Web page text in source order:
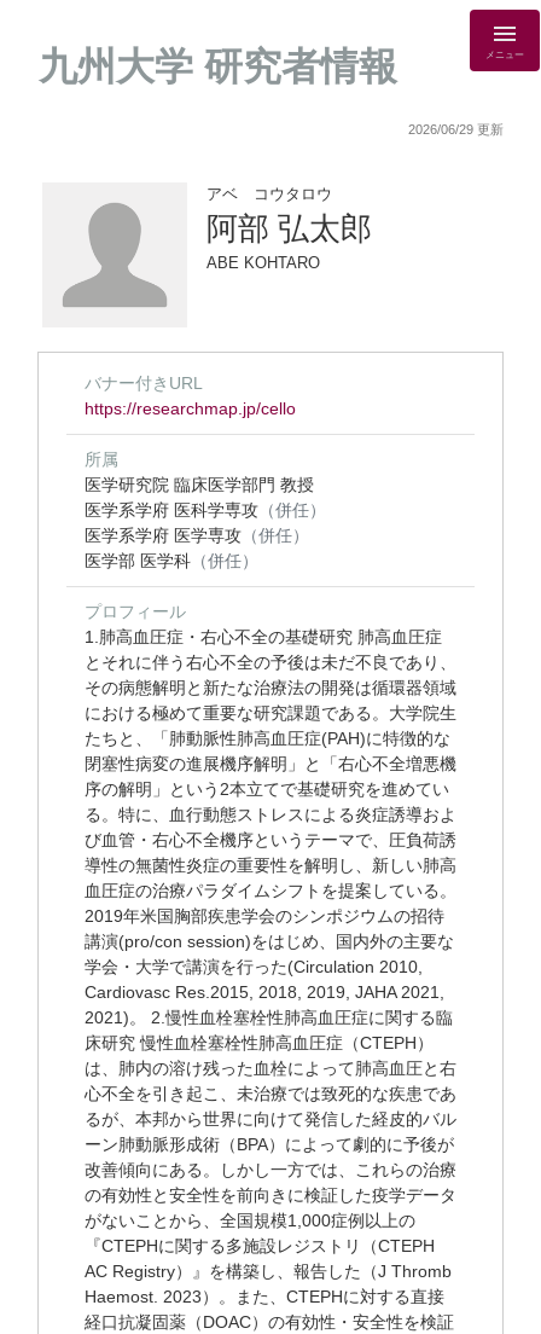
九州大学 研究者情報 メニュー
2026/06/29 更新
アベ コウタロウ
阿部 弘太郎
ABE KOHTARO
バナー付きURL
https://researchmap.jp/cello
所属
医学研究院 臨床医学部門 教授
医学系学府 医科学専攻 （併任）
医学系学府 医学専攻 （併任）
医学部 医学科 （併任）
プロフィール
1.肺高血圧症・右心不全の基礎研究 肺高血圧症
とそれに伴う右心不全の予後は未だ不良であり、
その病態解明と新たな治療法の開発は循環器領域
における極めて重要な研究課題である。大学院生
たちと、「肺動脈性肺高血圧症(PAH)に特徴的な
閉塞性病変の進展機序解明」と「右心不全増悪機
序の解明」という2本立てで基礎研究を進めてい
る。特に、血行動態ストレスによる炎症誘導およ
び血管・右心不全機序というテーマで、圧負荷誘
導性の無菌性炎症の重要性を解明し、新しい肺高
血圧症の治療パラダイムシフトを提案している。
2019年米国胸部疾患学会のシンポジウムの招待
講演(pro/con session)をはじめ、国内外の主要な
学会・大学で講演を行った(Circulation 2010,
Cardiovasc Res.2015, 2018, 2019, JAHA 2021,
2021)。 2.慢性血栓塞栓性肺高血圧症に関する臨
床研究 慢性血栓塞栓性肺高血圧症（CTEPH）
は、肺内の溶け残った血栓によって肺高血圧と右
心不全を引き起こ、未治療では致死的な疾患であ
るが、本邦から世界に向けて発信した経皮的バル
ーン肺動脈形成術（BPA）によって劇的に予後が
改善傾向にある。しかし一方では、これらの治療
の有効性と安全性を前向きに検証した疫学データ
がないことから、全国規模1,000症例以上の
『CTEPHに関する多施設レジストリ（CTEPH
AC Registry）』を構築し、報告した（J Thromb
Haemost. 2023）。また、CTEPHに対する直接
経口抗凝固薬（DOAC）の有効性・安全性を検証